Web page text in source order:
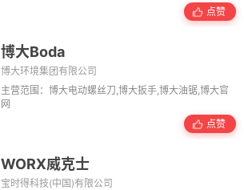
点赞
博大Boda
博大环境集团有限公司
主营范围：博大电动螺丝刀,博大扳手,博大油锯,博大官
网
点赞
WORX威克士
宝时得科技(中国)有限公司